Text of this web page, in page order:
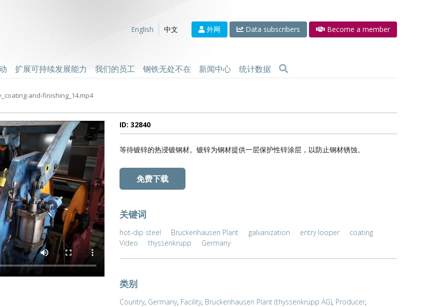
English 中文 外网 Data subscribers Become a member
扩展可持续发展能力 我们的员工 钢铁无处不在 新闻中心 统计数据
and-finishing_14.mp4
ID: 32840
等待镀锌的热浸镀钢材。镀锌为钢材提供一层保护性锌涂层，以防止钢材锈蚀。
免费下载
关键词
hot-dip steel Bruckenhausen Plant galvanization entry looper
coating
Video
thyssenkrupp Germany
类别
Country, Germany, Facility, Bruckenhausen Plant (thyssenkrupp AG), Producer,